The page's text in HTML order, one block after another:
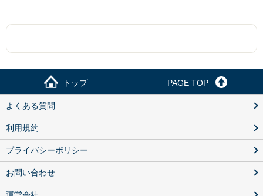
トップ PAGE TOP
よくある質問
利用規約
プライバシーポリシー
お問い合わせ